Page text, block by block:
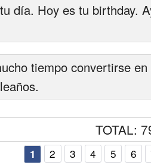
día. Hoy es tu birthday.
tiempo convertirse
TOTAL:
1 2 3 4 5 6